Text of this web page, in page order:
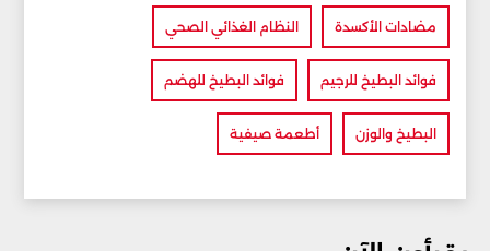
مضادات الأكسدة النظام الغذائي الصحي
فوائد البطيخ للرجيم فوائد البطيخ للهضم
البطيخ والوزن أطعمة صيفية